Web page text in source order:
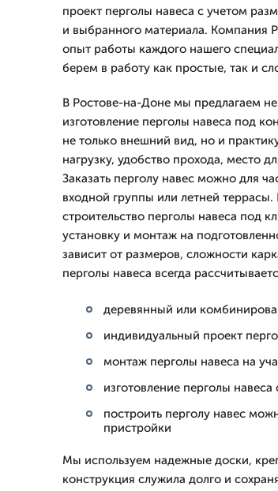
проект перголы навеса с учетом
и выбранного материала. Компания
опыт работы каждого нашего
берем в работу как простые, так и
В Ростове-на-Доне мы предлагаем
изготовление перголы навеса под
не только внешний вид, но и
нагрузку, удобство прохода, место
Заказать перголу навес можно для
входной группы или летней
строительство перголы навеса под
установку и монтаж на
зависит от размеров, сложности
перголы навеса всегда
деревянный или
индивидуальный проект
монтаж перголы навеса на
изготовление перголы
построить перголу навес
пристройки
Мы используем надежные доски,
конструкция служила долго и